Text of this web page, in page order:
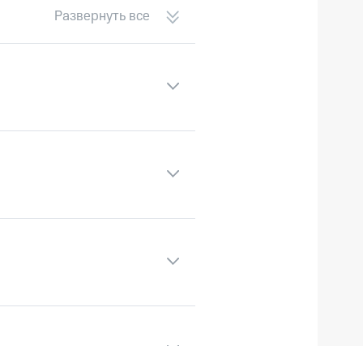
Развернуть все
тексту сообщения.